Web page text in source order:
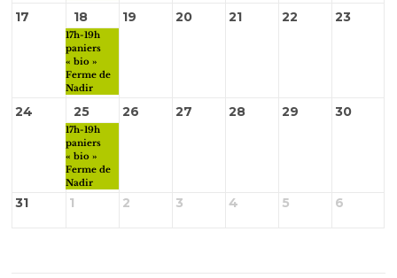
17 18
17h-19h
paniers
« bio »
Ferme de
Nadir
19 20 21 22 23
24 25
17h-19h
paniers
« bio »
Ferme de
Nadir
26 27 28 29 30
31 1 2 3 4 5 6